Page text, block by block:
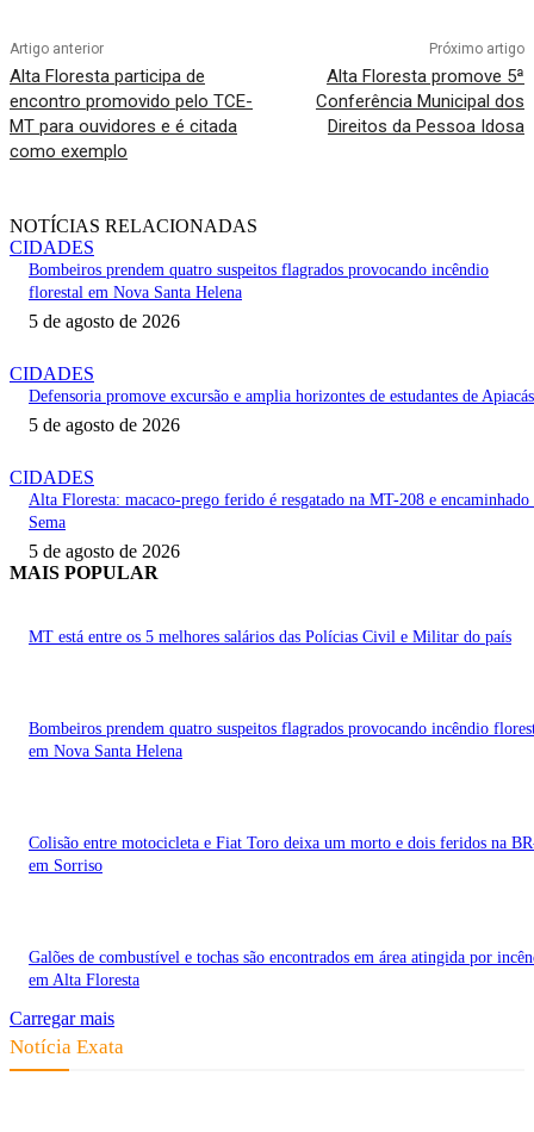
Artigo anterior
Alta Floresta participa de
encontro promovido pelo TCE-
MT para ouvidores e é citada
como exemplo
Próximo artigo
Alta Floresta promove 5ª
Conferência Municipal dos
Direitos da Pessoa Idosa
NOTÍCIAS RELACIONADAS
CIDADES
Bombeiros prendem quatro suspeitos flagrados provocando incêndio
florestal em Nova Santa Helena
5 de agosto de 2026
CIDADES
Defensoria promove excursão e amplia horizontes de estudantes de Apiacás
5 de agosto de 2026
CIDADES
Alta Floresta: macaco-prego ferido é resgatado na MT-208 e encaminhado
Sema
5 de agosto de 2026
MAIS POPULAR
MT está entre os 5 melhores salários das Polícias Civil e Militar do país
Bombeiros prendem quatro suspeitos flagrados provocando incêndio
em Nova Santa Helena
Colisão entre motocicleta e Fiat Toro deixa um morto e dois feridos na
em Sorriso
Galões de combustível e tochas são encontrados em área atingida por
em Alta Floresta
Carregar mais
Notícia Exata